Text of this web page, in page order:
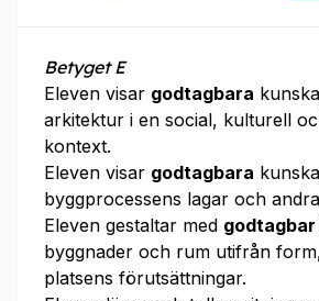
Betyget E
Eleven visar godtagbara
arkitektur i en social, kulturell
kontext.
Eleven visar godtagbara
byggprocessens lagar och
Eleven gestaltar med godtagbar
byggnader och rum utifrån
platsens förutsättningar.